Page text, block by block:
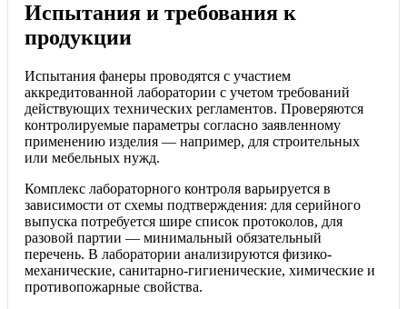
Испытания и требования к
продукции
Испытания фанеры проводятся с участием
аккредитованной лаборатории с учетом требований
действующих технических регламентов. Проверяются
контролируемые параметры согласно заявленному
применению изделия — например, для строительных
или мебельных нужд.
Комплекс лабораторного контроля варьируется в
зависимости от схемы подтверждения: для серийного
выпуска потребуется шире список протоколов, для
разовой партии — минимальный обязательный
перечень. В лаборатории анализируются физико-
механические, санитарно-гигиенические, химические и
противопожарные свойства.